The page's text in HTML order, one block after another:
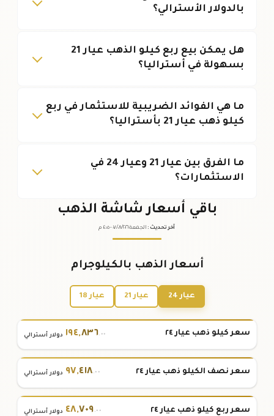
بالدولار الأسترالي؟
هل يمكن بيع ربع كيلو الذهب عيار 21
بسهولة في أستراليا؟
ما هي الفوائد الضريبية للاستثمار في ربع
كيلو ذهب عيار 21 بأستراليا؟
ما الفرق بين عيار 21 وعيار 24 في
الاستثمارات؟
باقي أسعار شاشة الذهب
آخر تحديث : الجمعة ٠٧ /٠٨/٢٠٢٦ - ٠٤:٠٥ م
أسعار الذهب بالكيلوجرام
عيار 24 عيار 21 عيار 18
سعر كيلو ذهب عيار ٢٤ ١٩٤,٨٣٦.٠٠ دولار أسترالي
سعر نصف الكيلو ذهب عيار ٢٤ ٩٧,٤١٨.٠٠ دولار أسترالي
سعر ربع كيلو ذهب عيار ٢٤ ٤٨,٧٠٩.٠٠ دولار أسترالي